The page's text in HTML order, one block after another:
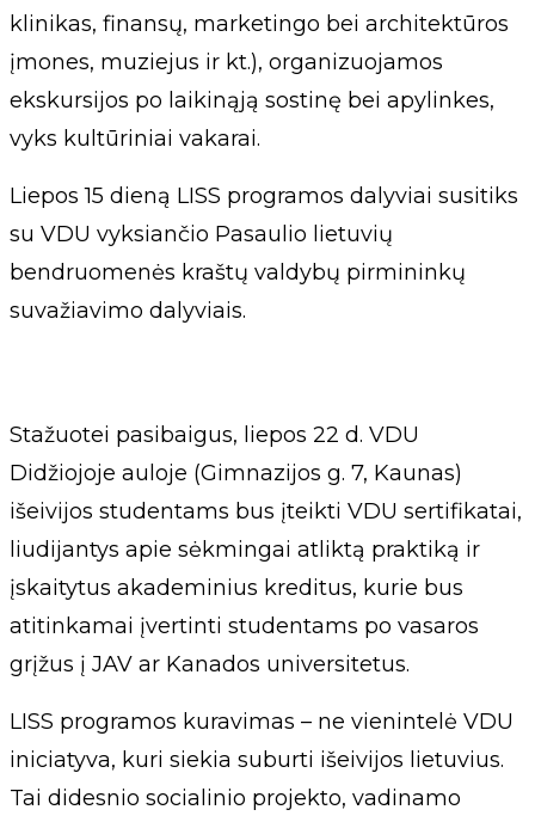
klinikas, finansų, marketingo bei architektūros
įmones, muziejus ir kt.), organizuojamos
ekskursijos po laikinąją sostinę bei apylinkes,
vyks kultūriniai vakarai.
Liepos 15 dieną LISS programos dalyviai susitiks
su VDU vyksiančio Pasaulio lietuvių
bendruomenės kraštų valdybų pirmininkų
suvažiavimo dalyviais.
Stažuotei pasibaigus, liepos 22 d. VDU
Didžiojoje auloje (Gimnazijos g. 7, Kaunas)
išeivijos studentams bus įteikti VDU sertifikatai,
liudijantys apie sėkmingai atliktą praktiką ir
įskaitytus akademinius kreditus, kurie bus
atitinkamai įvertinti studentams po vasaros
grįžus į JAV ar Kanados universitetus.
LISS programos kuravimas – ne vienintelė VDU
iniciatyva, kuri siekia suburti išeivijos lietuvius.
Tai didesnio socialinio projekto, vadinamo